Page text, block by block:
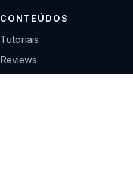
CONTEÚDOS
Tutoriais
Reviews